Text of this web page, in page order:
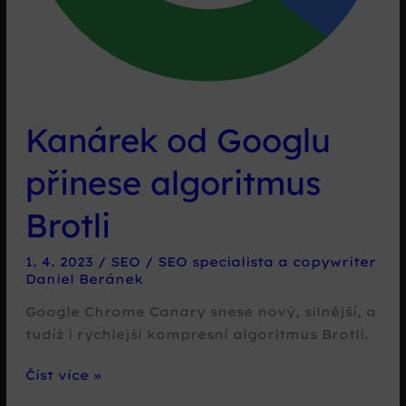
Kanárek od Googlu
přinese algoritmus
Brotli
1. 4. 2023 / SEO / SEO specialista a copywriter
Daniel Beránek
Google Chrome Canary snese nový, silnější, a
tudíž i rychlejší kompresní algoritmus Brotli.
Kanárek
Číst více »